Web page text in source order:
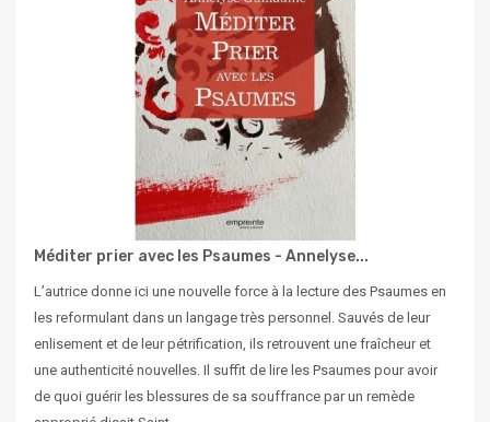
Méditer prier avec les Psaumes - Annelyse...
L’autrice donne ici une nouvelle force à la lecture des Psaumes en
les reformulant dans un langage très personnel. Sauvés de leur
enlisement et de leur pétrification, ils retrouvent une fraîcheur et
une authenticité nouvelles. Il suffit de lire les Psaumes pour avoir
de quoi guérir les blessures de sa souffrance par un remède